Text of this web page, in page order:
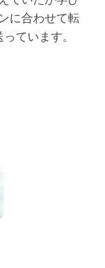
に合わせて転
ています。